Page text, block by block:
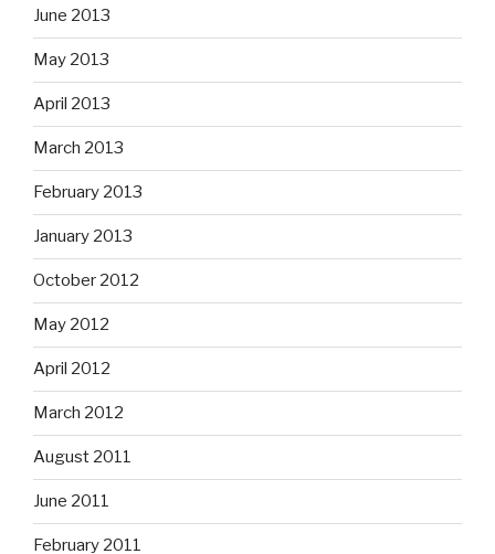
June 2013
May 2013
April 2013
March 2013
February 2013
January 2013
October 2012
May 2012
April 2012
March 2012
August 2011
June 2011
February 2011